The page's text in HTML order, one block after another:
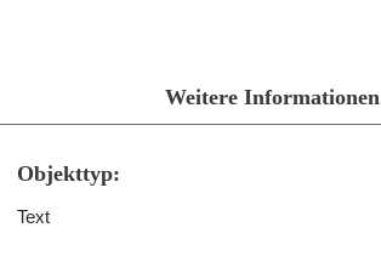
Weitere Informationen
Objekttyp:
Text